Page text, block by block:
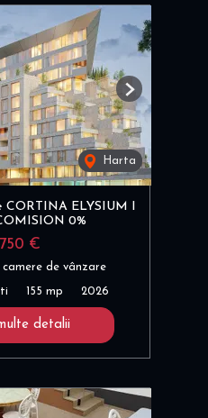
Harta
Next
CORTINA ELYSIUM I
0%
€
de vânzare
155 mp 2026
detalii